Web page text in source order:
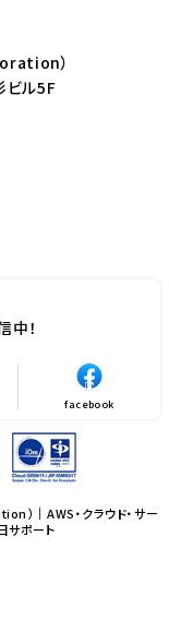
）
ル5F
中！
facebook
）｜AWS・クラウド・サー
サポート